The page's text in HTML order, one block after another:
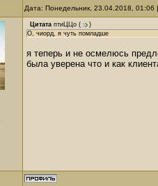
Дата: Понедельник, 23.04.2018,
Цитата птиЦЦо (
)
О, чиорд, я чуть помладше
я теперь и не осмелюсь
была уверена что и как